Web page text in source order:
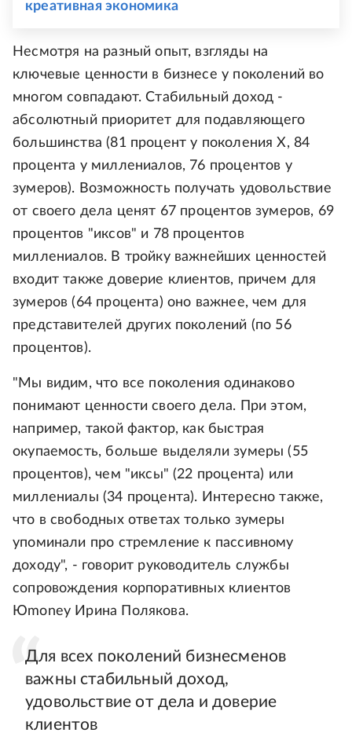
креативная экономика
Несмотря на разный опыт, взгляды на
ключевые ценности в бизнесе у поколений во
многом совпадают. Стабильный доход -
абсолютный приоритет для подавляющего
большинства (81 процент у поколения Х, 84
процента у миллениалов, 76 процентов у
зумеров). Возможность получать удовольствие
от своего дела ценят 67 процентов зумеров, 69
процентов "иксов" и 78 процентов
миллениалов. В тройку важнейших ценностей
входит также доверие клиентов, причем для
зумеров (64 процента) оно важнее, чем для
представителей других поколений (по 56
процентов).
"Мы видим, что все поколения одинаково
понимают ценности своего дела. При этом,
например, такой фактор, как быстрая
окупаемость, больше выделяли зумеры (55
процентов), чем "иксы" (22 процента) или
миллениалы (34 процента). Интересно также,
что в свободных ответах только зумеры
упоминали про стремление к пассивному
доходу", - говорит руководитель службы
сопровождения корпоративных клиентов
Юmoney Ирина Полякова.
Для всех поколений бизнесменов
важны стабильный доход,
удовольствие от дела и доверие
клиентов